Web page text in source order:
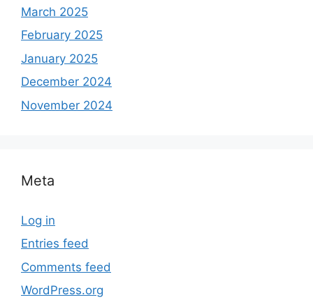
March 2025
February 2025
January 2025
December 2024
November 2024
Meta
Log in
Entries feed
Comments feed
WordPress.org